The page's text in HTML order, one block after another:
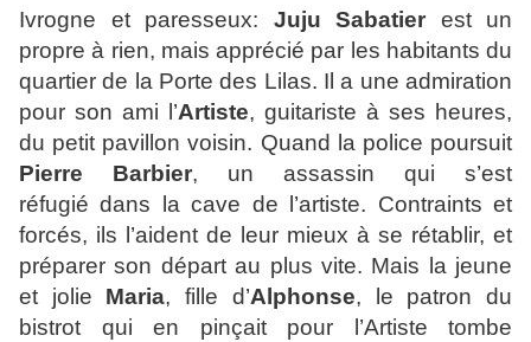
Ivrogne et paresseux: Juju Sabatier est un
propre à rien, mais apprécié par les habitants du
quartier de la Porte des Lilas. Il a une admiration
pour son ami l’Artiste, guitariste à ses heures,
du petit pavillon voisin. Quand la police poursuit
Pierre Barbier, un assassin qui s’est
réfugié dans la cave de l’artiste. Contraints et
forcés, ils l’aident de leur mieux à se rétablir, et
préparer son départ au plus vite. Mais la jeune
et jolie Maria, fille d’Alphonse, le patron du
bistrot qui en pinçait pour l’Artiste tombe